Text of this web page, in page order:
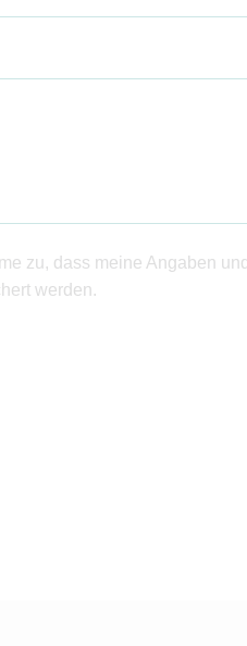
zu, dass meine Angaben und
werden.